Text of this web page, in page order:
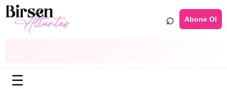
⌕ Abone Ol
☰